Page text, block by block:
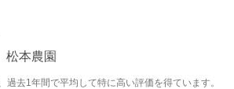
本農園
過去1年間で平均して特に高い評価を得ています。